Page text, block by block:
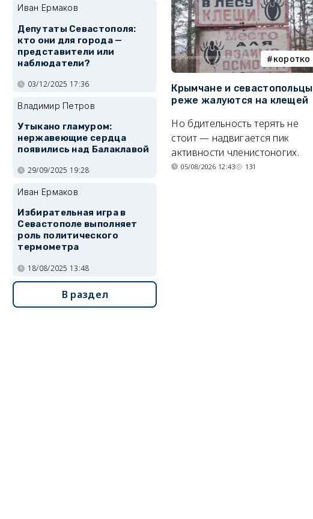
коротко
Крымчане и севастопольцы
реже жалуются на клещей
Но бдительность терять не
стоит — надвигается пик
активности членистоногих.
05/08/2026 12:43 131
Иван Ермаков
Депутаты Севастополя:
кто они для города —
представители или
наблюдатели?
03/12/2025 17:36
Владимир Петров
Утыкано гламуром:
нержавеющие сердца
появились над Балаклавой
29/09/2025 19:28
Иван Ермаков
Избирательная игра в
Севастополе выполняет
роль политического
термометра
18/08/2025 13:48
В раздел